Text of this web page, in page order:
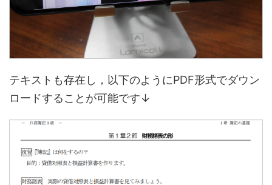
テキストも存在し，以下のようにPDF形式でダウン
ロードすることが可能です↓